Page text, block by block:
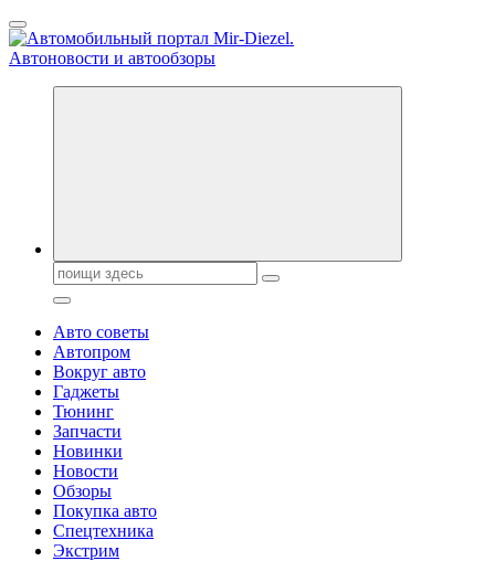
Перейти
к
содержанию
Справочник автомобилиста. Обзор новинок популярных
Поиск:
Авто советы
Автопром
Вокруг авто
Гаджеты
Тюнинг
Запчасти
Новинки
Новости
Обзоры
Покупка авто
Спецтехника
Экстрим